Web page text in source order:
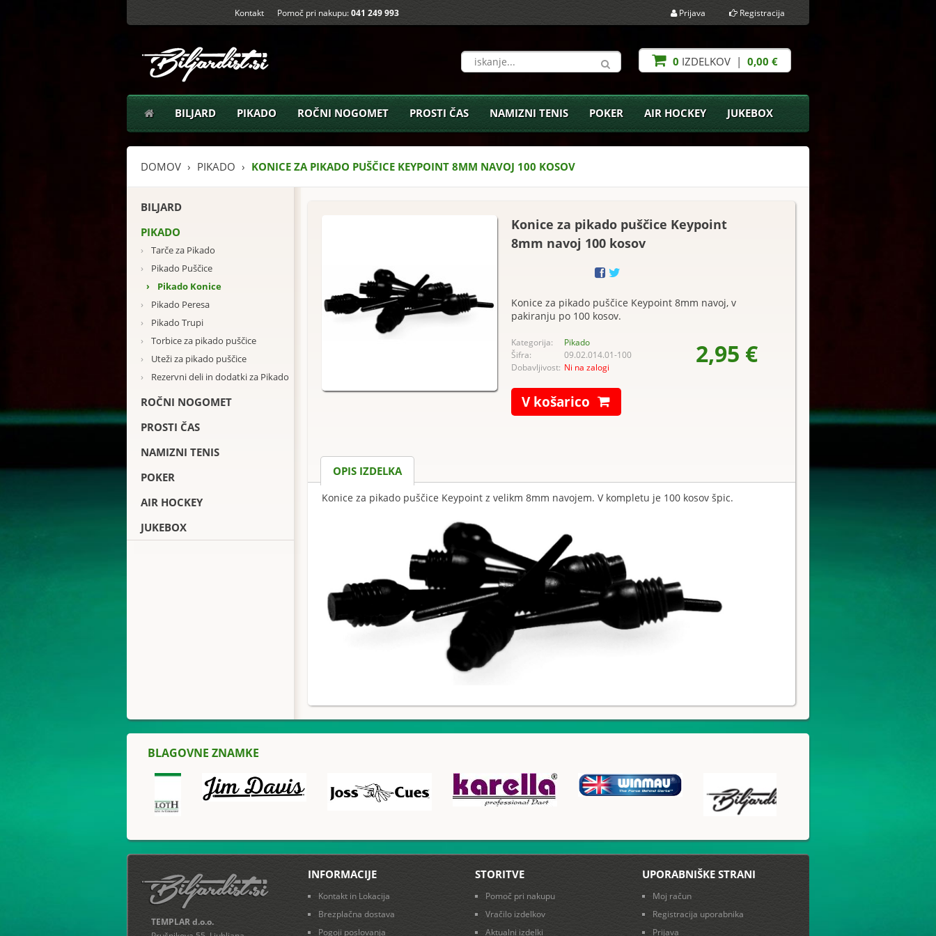
Kontakt Pomoč pri nakupu:041 249 993 Prijava Registracija
0 IZDELKOV | 0,00 €
BILJARD PIKADO ROČNI NOGOMET PROSTI ČAS NAMIZNI TENIS POKER AIR HOCKEY JUKEBOX
DOMOV PIKADO KONICE ZA PIKADO PUŠČICE KEYPOINT 8MM NAVOJ 100 KOSOV
BILJARD
PIKADO
›
Tarče za Pikado
›
Pikado Puščice
›
Pikado Konice
›
Pikado Peresa
›
Pikado Trupi
›
Torbice za pikado puščice
›
Uteži za pikado puščice
›
Rezervni deli in dodatki za Pikado
ROČNI NOGOMET
PROSTI ČAS
NAMIZNI TENIS
POKER
AIR HOCKEY
JUKEBOX
Konice za pikado puščice Keypoint
8mm navoj 100 kosov
Konice za pikado puščice Keypoint 8mm navoj, v
pakiranju po 100 kosov.
Kategorija:
Pikado
Šifra:
09.02.014.01-100
Dobavljivost: Ni na zalogi 2,95 €
V košarico
OPIS IZDELKA
Konice za pikado puščice Keypoint z velikm 8mm navojem. V kompletu je 100 kosov špic.
BLAGOVNE ZNAMKE
TEMPLAR d.o.o.
INFORMACIJE
Kontakt in Lokacija
Brezplačna dostava
Pogoji poslovanja
STORITVE
Pomoč pri nakupu
Vračilo izdelkov
Aktualni izdelki
UPORABNIŠKE STRANI
Moj račun
Registracija uporabnika
Prijava